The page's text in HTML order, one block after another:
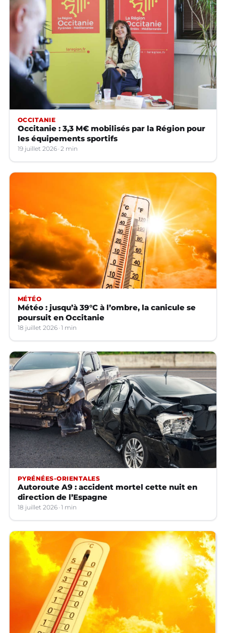
OCCITANIE
Occitanie : 3,3 M€ mobilisés par la Région pour
les équipements sportifs
19 juillet 2026 2 min
MÉTÉO
Météo : jusqu’à 39°C à l’ombre, la canicule se
poursuit en Occitanie
18 juillet 2026 1 min
PYRÉNÉES-ORIENTALES
Autoroute A9 : accident mortel cette nuit en
direction de l’Espagne
18 juillet 2026 1 min